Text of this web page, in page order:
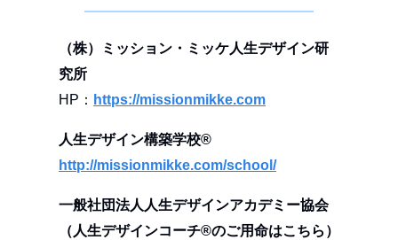
（株）ミッション・ミッケ人生デザイン研
究所
HP： https://missionmikke.com
人生デザイン構築学校®︎
http://missionmikke.com/school/
一般社団法人人生デザインアカデミー協会
（人生デザインコーチ®️のご用命はこちら）